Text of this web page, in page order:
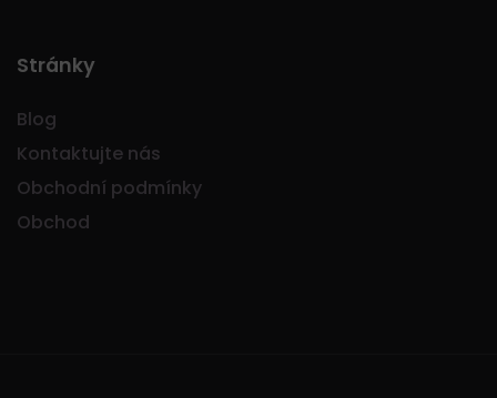
Stránky
Blog
Kontaktujte nás
Obchodní podmínky
Obchod